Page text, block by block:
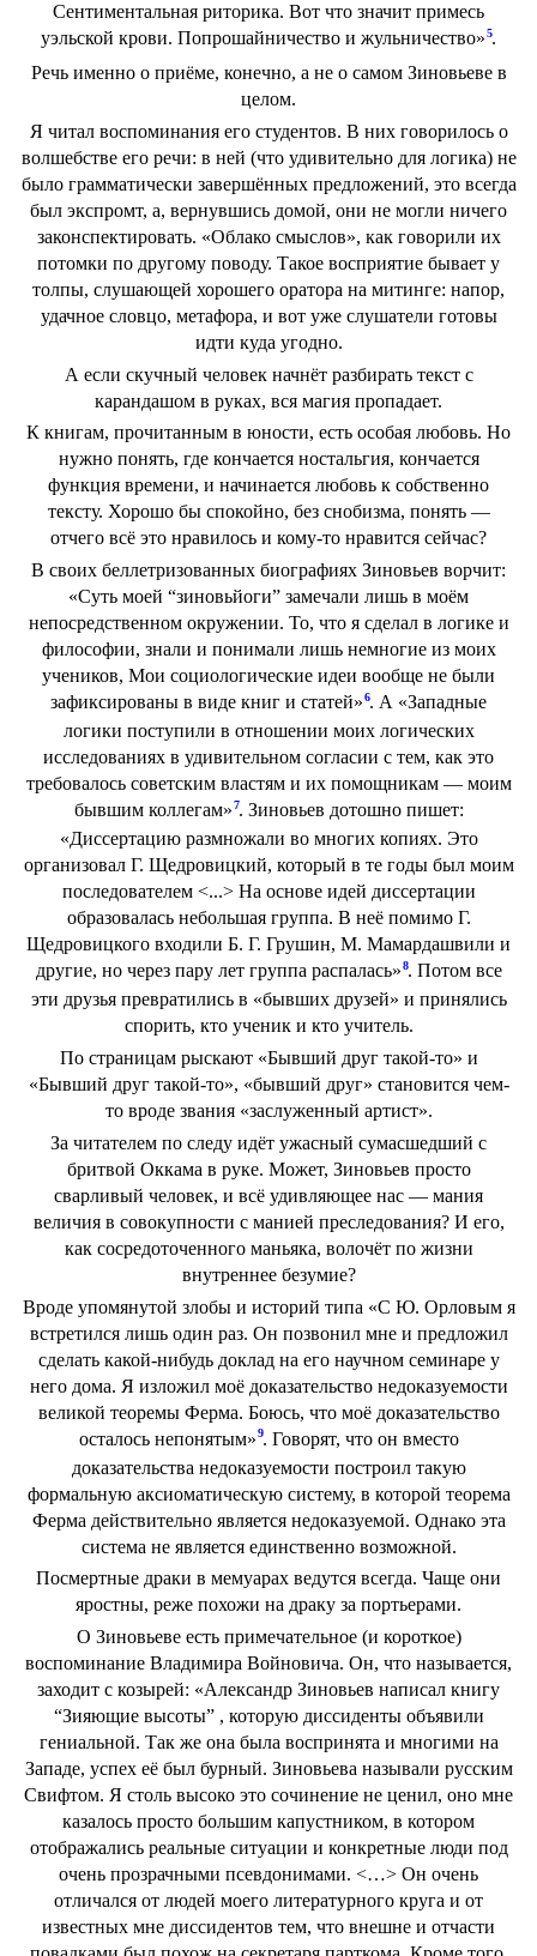
Сентиментальная риторика. Вот что значит примесь
уэльской крови. Попрошайничество и жульничество» 5.
Речь именно о приёме, конечно, а не о самом Зиновьеве в
целом.
Я читал воспоминания его студентов. В них говорилось о
волшебстве его речи: в ней (что удивительно для логика) не
было грамматически завершённых предложений, это всегда
был экспромт, а, вернувшись домой, они не могли ничего
законспектировать. «Облако смыслов», как говорили их
потомки по другому поводу. Такое восприятие бывает у
толпы, слушающей хорошего оратора на митинге: напор,
удачное словцо, метафора, и вот уже слушатели готовы
идти куда угодно.
А если скучный человек начнёт разбирать текст с
карандашом в руках, вся магия пропадает.
К книгам, прочитанным в юности, есть особая любовь. Но
нужно понять, где кончается ностальгия, кончается
функция времени, и начинается любовь к собственно
тексту. Хорошо бы спокойно, без снобизма, понять —
отчего всё это нравилось и кому-то нравится сейчас?
В своих беллетризованных биографиях Зиновьев ворчит:
«Суть моей “зиновьйоги” замечали лишь в моём
непосредственном окружении. То, что я сделал в логике и
философии, знали и понимали лишь немногие из моих
учеников, Мои социологические идеи вообще не были
зафиксированы в виде книг и статей» 6. А «Западные
логики поступили в отношении моих логических
исследованиях в удивительном согласии с тем, как это
требовалось советским властям и их помощникам — моим
бывшим коллегам»7. Зиновьев дотошно пишет:
«Диссертацию размножали во многих копиях. Это
организовал Г. Щедровицкий, который в те годы был моим
последователем <...> На основе идей диссертации
образовалась небольшая группа. В неё помимо Г.
Щедровицкого входили Б. Г. Грушин, М. Мамардашвили и
другие, но через пару лет группа распалась»8. Потом все
эти друзья превратились в «бывших друзей» и принялись
спорить, кто ученик и кто учитель.
По страницам рыскают «Бывший друг такой-то» и
«Бывший друг такой-то», «бывший друг» становится чем-
то вроде звания «заслуженный артист».
За читателем по следу идёт ужасный сумасшедший с
бритвой Оккама в руке. Может, Зиновьев просто
сварливый человек, и всё удивляющее нас — мания
величия в совокупности с манией преследования? И его,
как сосредоточенного маньяка, волочёт по жизни
внутреннее безумие?
Вроде упомянутой злобы и историй типа «С Ю. Орловым я
встретился лишь один раз. Он позвонил мне и предложил
сделать какой-нибудь доклад на его научном семинаре у
него дома. Я изложил моё доказательство недоказуемости
великой теоремы Ферма. Боюсь, что моё доказательство
осталось непонятым»9. Говорят, что он вместо
доказательства недоказуемости построил такую
формальную аксиоматическую систему, в которой теорема
Ферма действительно является недоказуемой. Однако эта
система не является единственно возможной.
Посмертные драки в мемуарах ведутся всегда. Чаще они
яростны, реже похожи на драку за портьерами.
О Зиновьеве есть примечательное (и короткое)
воспоминание Владимира Войновича. Он, что называется,
заходит с козырей: «Александр Зиновьев написал книгу
“Зияющие высоты” , которую диссиденты объявили
гениальной. Так же она была воспринята и многими на
Западе, успех её был бурный. Зиновьева называли русским
Свифтом. Я столь высоко это сочинение не ценил, оно мне
казалось просто большим капустником, в котором
отображались реальные ситуации и конкретные люди под
очень прозрачными псевдонимами. <…> Он очень
отличался от людей моего литературного круга и от
известных мне диссидентов тем, что внешне и отчасти